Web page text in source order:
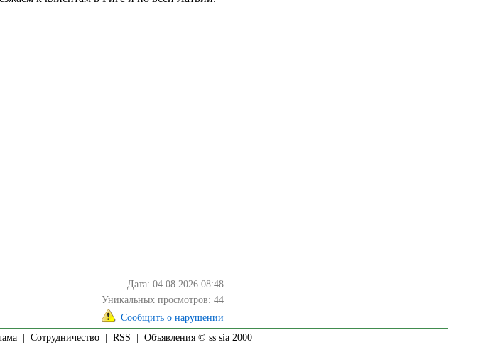
Дата: 04.08.2026 08:48
Уникальных просмотров: 44
Сообщить о нарушении
| Сотрудничество| RSS | Объявления © ss sia 2000